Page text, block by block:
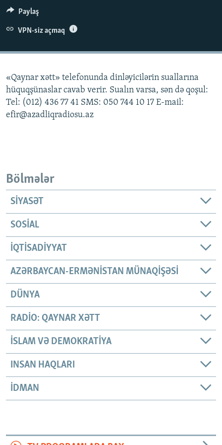
İNFOQRAFIKA
KARIKATURA
AZƏRBAYCAN ƏDƏBIYYATI KITABXANASI
İSLAM VƏ DEMOKRATIYA
MISSIYAMIZ
PEŞƏ ETIKASI VƏ JURNALISTIKA STANDARTLARIMIZ
BIZIMLƏ ƏLAQƏ
XƏBƏR BÜLLETENLƏRIMIZ
BIZI IZLƏ
Paylaş
VPN-siz açmaq
«Qaynar xətt» telefonunda dinləyicilərin suallarına
hüquqşünaslar cavab verir. Sualın varsa, sən də qoşul:
Tel: (012) 436 77 41 SMS: 050 744 10 17 E-mail:
efir@azadliqradiosu.az
Bölmələr
SIYASƏT
SOSIAL
İQTISADIYYAT
AZƏRBAYCAN-ERMƏNISTAN MÜNAQIŞƏSI
DÜNYA
RADIO: QAYNAR XƏTT
İSLAM VƏ DEMOKRATIYA
INSAN HAQLARI
İDMAN